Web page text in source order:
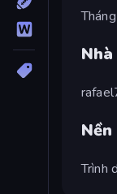
Trình